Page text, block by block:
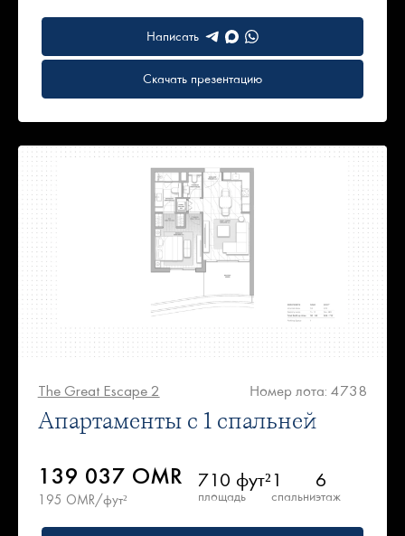
Написать
Скачать презентацию
The Great Escape 2 Номер лота: 4738
Апартаменты с 1 спальней
139 037 OMR
195 OMR/фут²
710 фут²
площадь
1
спальни
6
этаж